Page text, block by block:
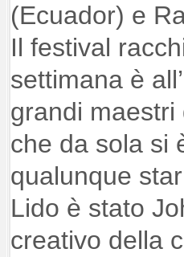
(Ecuador) e
Il festival
settimana è
grandi maestri
che da sola si
qualunque
Lido è stato
creativo della